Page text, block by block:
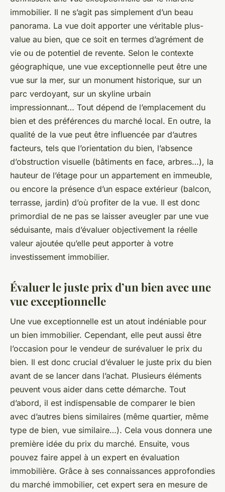
immobilier. Il ne s’agit pas simplement d’un beau
panorama. La vue doit apporter une véritable plus-
value au bien, que ce soit en termes d’agrément de
vie ou de potentiel de revente. Selon le contexte
géographique, une vue exceptionnelle peut être une
vue sur la mer, sur un monument historique, sur un
parc verdoyant, sur un skyline urbain
impressionnant… Tout dépend de l’emplacement du
bien et des préférences du marché local. En outre, la
qualité de la vue peut être influencée par d’autres
facteurs, tels que l’orientation du bien, l’absence
d’obstruction visuelle (bâtiments en face, arbres…), la
hauteur de l’étage pour un appartement en immeuble,
ou encore la présence d’un espace extérieur (balcon,
terrasse, jardin) d’où profiter de la vue. Il est donc
primordial de ne pas se laisser aveugler par une vue
séduisante, mais d’évaluer objectivement la réelle
valeur ajoutée qu’elle peut apporter à votre
investissement immobilier.
Évaluer le juste prix d’un bien avec une
vue exceptionnelle
Une vue exceptionnelle est un atout indéniable pour
un bien immobilier. Cependant, elle peut aussi être
l’occasion pour le vendeur de surévaluer le prix du
bien. Il est donc crucial d’évaluer le juste prix du bien
avant de se lancer dans l’achat. Plusieurs éléments
peuvent vous aider dans cette démarche. Tout
d’abord, il est indispensable de comparer le bien
avec d’autres biens similaires (même quartier, même
type de bien, vue similaire…). Cela vous donnera une
première idée du prix du marché. Ensuite, vous
pouvez faire appel à un expert en évaluation
immobilière. Grâce à ses connaissances approfondies
du marché immobilier, cet expert sera en mesure de